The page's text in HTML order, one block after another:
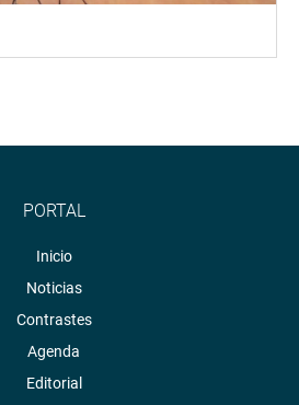
PORTAL
Inicio
Noticias
Contrastes
Agenda
Editorial